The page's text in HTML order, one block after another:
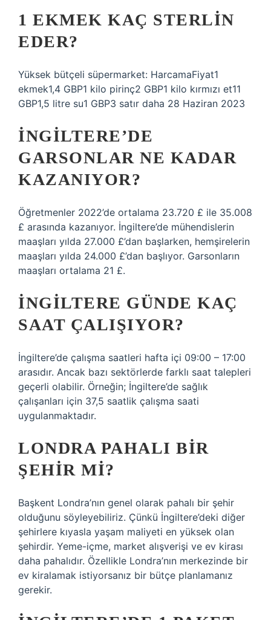
1 EKMEK KAÇ STERLIN
EDER?
Yüksek bütçeli süpermarket: HarcamaFiyat1
ekmek1,4 GBP1 kilo pirinç2 GBP1 kilo kırmızı et11
GBP1,5 litre su1 GBP3 satır daha 28 Haziran 2023
İNGILTERE’DE
GARSONLAR NE KADAR
KAZANIYOR?
Öğretmenler 2022’de ortalama 23.720 £ ile 35.008
£ arasında kazanıyor. İngiltere’de mühendislerin
maaşları yılda 27.000 £’dan başlarken, hemşirelerin
maaşları yılda 24.000 £’dan başlıyor. Garsonların
maaşları ortalama 21 £.
İNGILTERE GÜNDE KAÇ
SAAT ÇALIŞIYOR?
İngiltere’de çalışma saatleri hafta içi 09:00 – 17:00
arasıdır. Ancak bazı sektörlerde farklı saat talepleri
geçerli olabilir. Örneğin; İngiltere’de sağlık
çalışanları için 37,5 saatlik çalışma saati
uygulanmaktadır.
LONDRA PAHALI BIR
ŞEHIR MI?
Başkent Londra’nın genel olarak pahalı bir şehir
olduğunu söyleyebiliriz. Çünkü İngiltere’deki diğer
şehirlere kıyasla yaşam maliyeti en yüksek olan
şehirdir. Yeme-içme, market alışverişi ve ev kirası
daha pahalıdır. Özellikle Londra’nın merkezinde bir
ev kiralamak istiyorsanız bir bütçe planlamanız
gerekir.